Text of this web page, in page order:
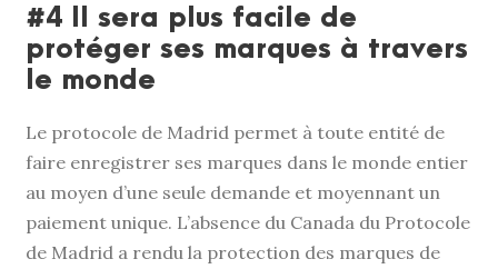
#4 Il sera plus facile de
protéger ses marques à travers
le monde
Le protocole de Madrid permet à toute entité de
faire enregistrer ses marques dans le monde entier
au moyen d’une seule demande et moyennant un
paiement unique. L’absence du Canada du Protocole
de Madrid a rendu la protection des marques de